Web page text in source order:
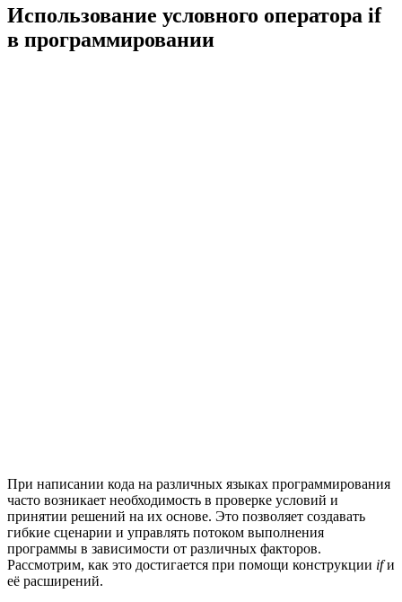
Использование условного оператора if
в программировании
При написании кода на различных языках программирования
часто возникает необходимость в проверке условий и
принятии решений на их основе. Это позволяет создавать
гибкие сценарии и управлять потоком выполнения
программы в зависимости от различных факторов.
Рассмотрим, как это достигается при помощи конструкции ifи
её расширений.